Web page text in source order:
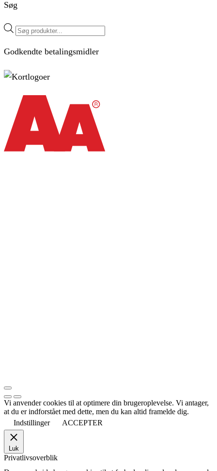
Søg
Products
search
Godkendte betalingsmidler
Vi anvender cookies til at optimere din brugeroplevelse. Vi antager,
at du er indforstået med dette, men du kan altid framelde dig.
Indstillinger
ACCEPTER
Luk
Privatlivsoverblik